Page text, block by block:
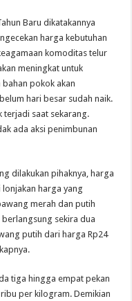
Baru dikatakannya
harga kebutuhan
komoditas telur
meningkat untuk
pokok akan
hari besar sudah naik.
terjadi saat sekarang.
ada aksi penimbunan
dilakukan pihaknya, harga
harga yang
merah dan putih
sekira dua
putih dari harga Rp24
tiga hingga empat pekan
per kilogram. Demikian